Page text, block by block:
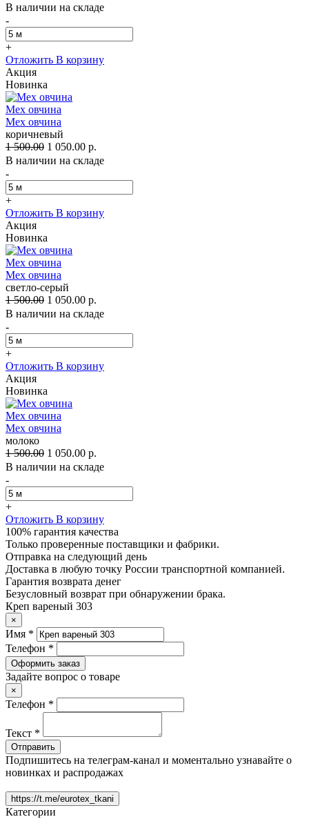
В наличии на складе
-
+
Отложить В корзину
Акция
Новинка
Мех овчина
Мех овчина
коричневый
1 500.00 1 050.00 р.
В наличии на складе
-
+
Отложить В корзину
Акция
Новинка
Мех овчина
Мех овчина
светло-серый
1 500.00 1 050.00 р.
В наличии на складе
-
+
Отложить В корзину
Акция
Новинка
Мех овчина
Мех овчина
молоко
1 500.00 1 050.00 р.
В наличии на складе
-
+
Отложить В корзину
100% гарантия качества
Только проверенные поставщики и фабрики.
Отправка на следующий день
Доставка в любую точку России транспортной компанией.
Гарантия возврата денег
Безусловный возврат при обнаружении брака.
Креп вареный 303
×
Имя *
Телефон *
Оформить заказ
Задайте вопрос о товаре
×
Телефон *
Текст *
Отправить
Подпишитесь на телеграм-канал и моментально узнавайте о
новинках и распродажах
https://t.me/eurotex_tkani
Категории